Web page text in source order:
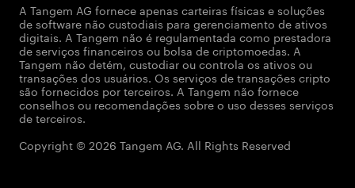
A Tangem AG fornece apenas carteiras físicas e soluções
de software não custodiais para gerenciamento de ativos
digitais. A Tangem não é regulamentada como prestadora
de serviços financeiros ou bolsa de criptomoedas. A
Tangem não detém, custodiar ou controla os ativos ou
transações dos usuários. Os serviços de transações cripto
são fornecidos por terceiros. A Tangem não fornece
conselhos ou recomendações sobre o uso desses serviços
de terceiros.